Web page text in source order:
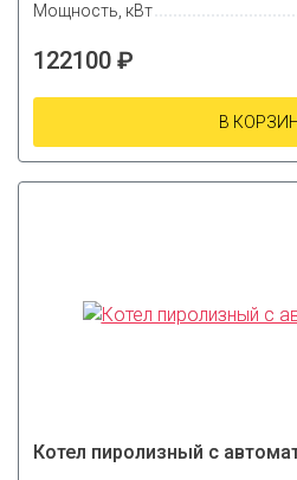
Мощность, кВт
122100 ₽
В
Котел пиролизный с